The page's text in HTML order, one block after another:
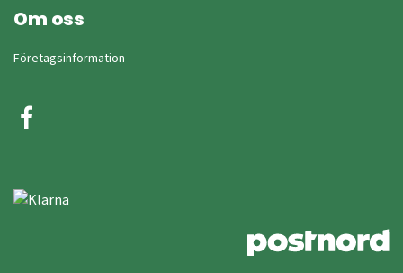
Om oss
Företagsinformation